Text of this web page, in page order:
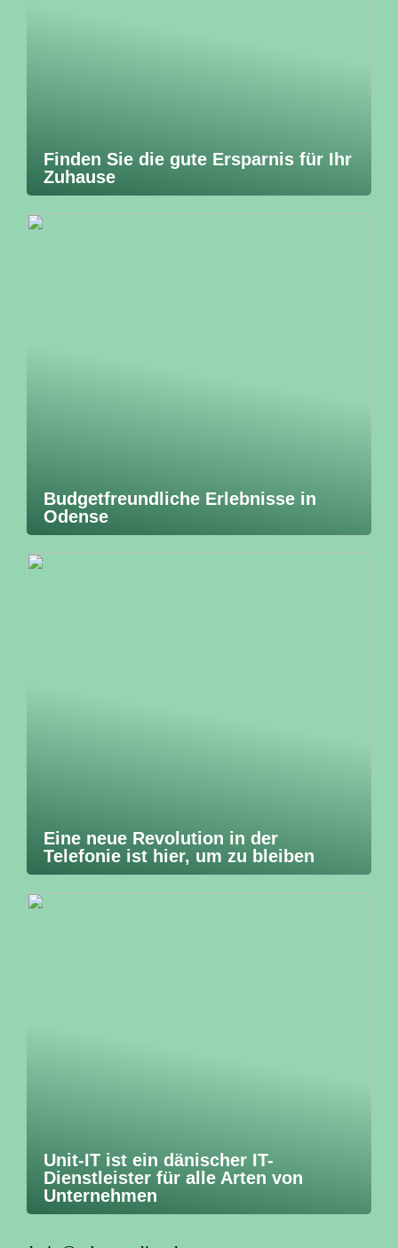
Finden Sie die gute Ersparnis für Ihr
Zuhause
Budgetfreundliche Erlebnisse in
Odense
Eine neue Revolution in der
Telefonie ist hier, um zu bleiben
Unit-IT ist ein dänischer IT-
Dienstleister für alle Arten von
Unternehmen